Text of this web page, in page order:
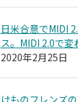
日米合意でMIDI
ス。MIDI 2.0で
2020年2月25日